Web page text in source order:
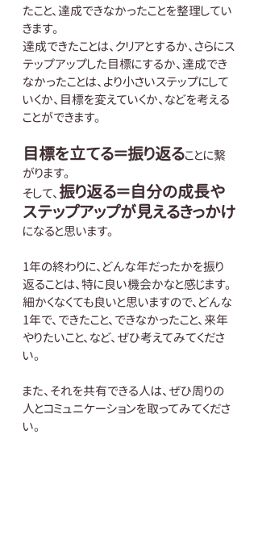
たこと、達成できなかったことを整理してい
きます。
達成できたことは、クリアとするか、さらにス
テップアップした目標にするか、達成でき
なかったことは、より小さいステップにして
いくか、目標を変えていくか、などを考える
ことができます。
目標を立てる＝振り返ることに繋
がります。
そして、振り返る＝自分の成長や
ステップアップが見えるきっかけ
になると思います。
1年の終わりに、どんな年だったかを振り
返ることは、特に良い機会かなと感じます。
細かくなくても良いと思いますので、どんな
1年で、できたこと、できなかったこと、来年
やりたいこと、など、ぜひ考えてみてくださ
い。
また、それを共有できる人は、ぜひ周りの
人とコミュニケーションを取ってみてくださ
い。